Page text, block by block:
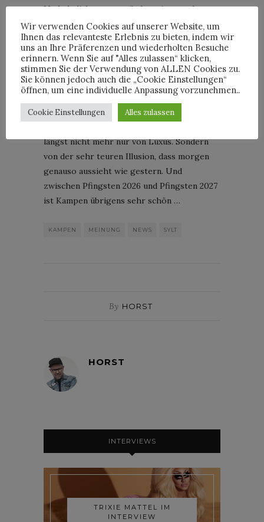
Und ehrlich gesagt würden wir es anders
machen? Nein, wahrscheinlich ist das sogar
verständlich. Wenn du Anfang zwanzig bist,
Geld keine Rolle spielt und permanent
hörst, dass die Zukunft kompliziert, teuer
und möglicherweise automatisiert wird,
dann willst du vielleicht einfach einen
Champagner trinken und kurz vergessen,
längst nicht mehr nur von Luxus. Sondern
von der sehr teuren Illusion, dass morgen
genauso aussieht wie gestern. Und
zwischen Pfingsten 2026 und Pfingsten 2027
ist Kampen übrigens sehr schön …
KAMPEN MEINUNG NEWS SYLT
By HORST
HORST
INTERVIEWS
TRIXIE MATTEL IM
INTERVIEW
Wir verwenden Cookies auf unserer Website, um
Ihnen das relevanteste Erlebnis zu bieten, indem wir
uns an Ihre Präferenzen und wiederholten Besuche
erinnern. Wenn Sie auf "Alles zulassen“ klicken,
stimmen Sie der Verwendung von ALLEN Cookies zu.
Sie können jedoch auch die „Cookie Einstellungen“
öffnen, um eine individuelle Anpassung vorzunehmen..
Cookie Einstellungen Alles zulassen